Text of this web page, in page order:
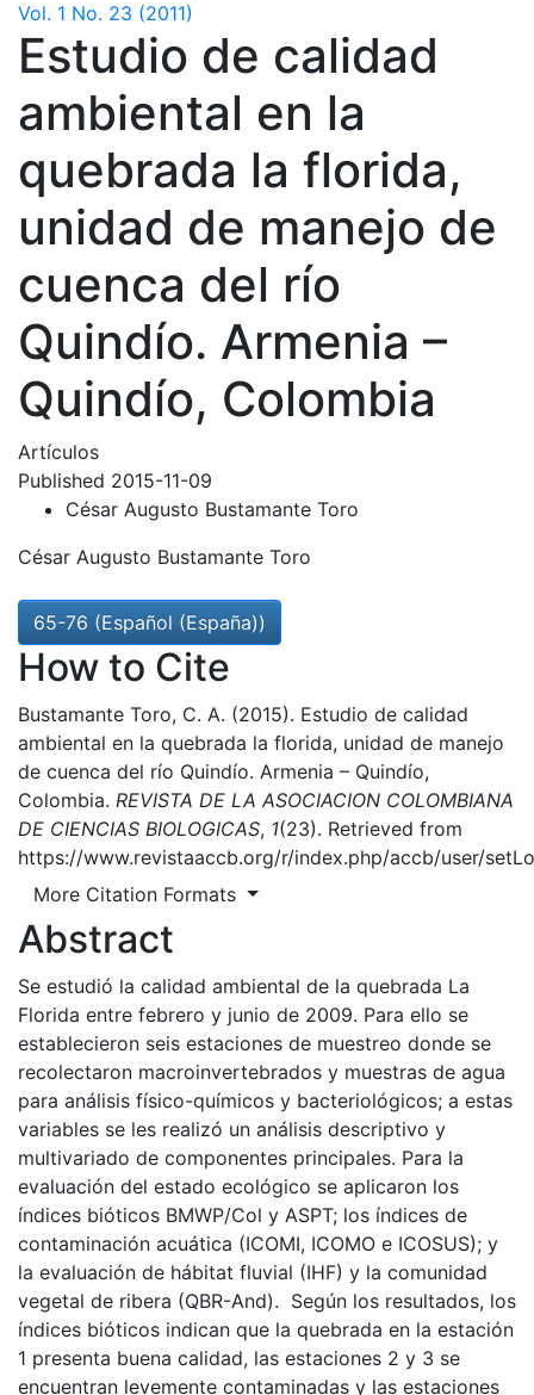
Vol. 1 No. 23 (2011)
Estudio de calidad
ambiental en la
quebrada la florida,
unidad de manejo de
cuenca del río
Quindío. Armenia –
Quindío, Colombia
Artículos
Published 2015-11-09
César Augusto Bustamante Toro
César Augusto Bustamante Toro
65-76 (Español (España))
How to Cite
Bustamante Toro, C. A. (2015). Estudio de calidad
ambiental en la quebrada la florida, unidad de manejo
de cuenca del río Quindío. Armenia – Quindío,
Colombia. REVISTA DE LA ASOCIACION COLOMBIANA
DE CIENCIAS BIOLOGICAS, 1(23). Retrieved from
https://www.revistaaccb.org/r/index.php/accb/user/
More Citation Formats
Abstract
Se estudió la calidad ambiental de la quebrada La
Florida entre febrero y junio de 2009. Para ello se
establecieron seis estaciones de muestreo donde se
recolectaron macroinvertebrados y muestras de agua
para análisis físico-químicos y bacteriológicos; a estas
variables se les realizó un análisis descriptivo y
multivariado de componentes principales. Para la
evaluación del estado ecológico se aplicaron los
índices bióticos BMWP/Col y ASPT; los índices de
contaminación acuática (ICOMI, ICOMO e ICOSUS); y
la evaluación de hábitat fluvial (IHF) y la comunidad
vegetal de ribera (QBR-And). Según los resultados, los
índices bióticos indican que la quebrada en la estación
1 presenta buena calidad, las estaciones 2 y 3 se
encuentran levemente contaminadas y las estaciones